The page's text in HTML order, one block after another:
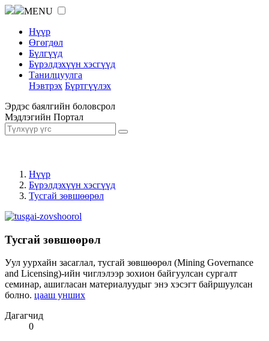
MENU
Нүүр
Өгөгдөл
Бүлгүүд
Бүрэлдэхүүн хэсгүүд
Танилцуулга
Нэвтрэх Бүртгүүлэх
Эрдэс баялгийн боловсрол
Мэдлэгийн Портал
Нүүр
Бүрэлдэхүүн хэсгүүд
Тусгай зөвшөөрөл
Тусгай зөвшөөрөл
Уул уурхайн засаглал, тусгай зөвшөөрөл (Mining Governance
and Licensing)-ийн чиглэлээр зохион байгуулсан сургалт
семинар, ашигласан материалуудыг энэ хэсэгт байршуулсан
болно. цааш унших
Дагагчид
0